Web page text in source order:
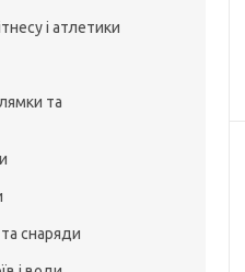
і атлетики
та
та снаряди